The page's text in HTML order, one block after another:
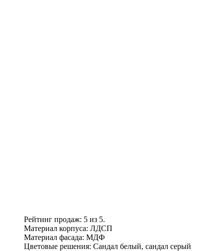
Рейтинг продаж: 5 из 5.
Материал корпуса: ЛДСП
Материал фасада: МДФ
Цветовые решения: Сандал белый, сандал серый